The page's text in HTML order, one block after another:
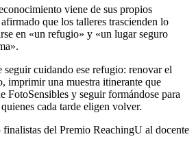
viene de sus propios
que los talleres trascienden lo
en «un refugio» y «un lugar seguro
seguir cuidando ese refugio: renovar el
imprimir una muestra itinerante que
FotoSensibles y seguir formándose para
cada tarde eligen volver.
del Premio ReachingU al docente